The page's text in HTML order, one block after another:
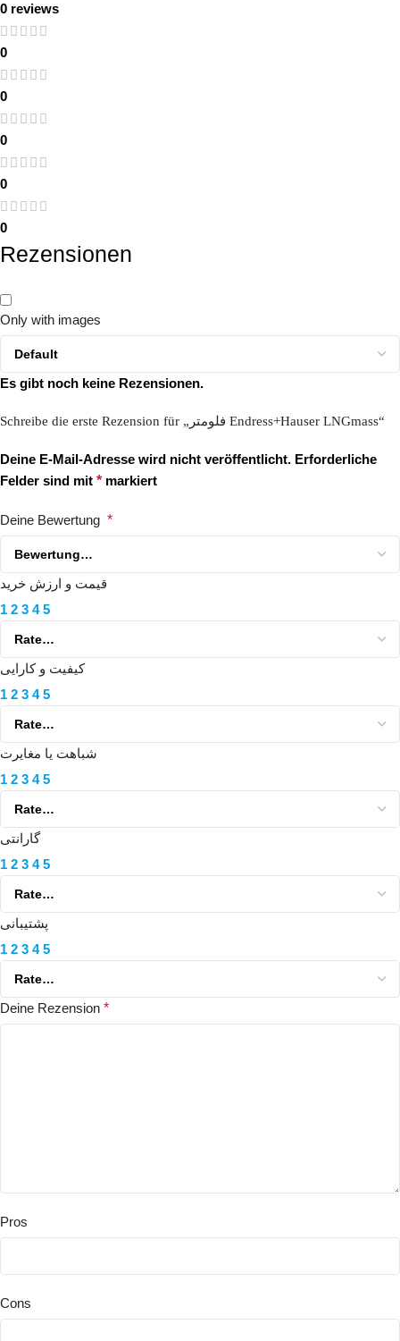
0 reviews
0
0
0
0
0
Rezensionen
Only with images
Es gibt noch keine Rezensionen.
Schreibe die erste Rezension für „فلومتر Endress+Hauser LNGmass“
Deine E-Mail-Adresse wird nicht veröffentlicht. Erforderliche
Felder sind mit * markiert
Deine Bewertung *
قیمت و ارزش خرید
1 2 3 4 5
کیفیت و کارایی
1 2 3 4 5
شباهت یا مغایرت
1 2 3 4 5
گارانتی
1 2 3 4 5
پشتیبانی
1 2 3 4 5
Deine Rezension *
Pros
Cons